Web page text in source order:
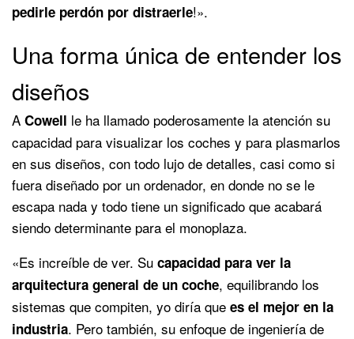
pedirle perdón por distraerle!».
Una forma única de entender los
diseños
A Cowell le ha llamado poderosamente la atención su
capacidad para visualizar los coches y para plasmarlos
en sus diseños, con todo lujo de detalles, casi como si
fuera diseñado por un ordenador, en donde no se le
escapa nada y todo tiene un significado que acabará
siendo determinante para el monoplaza.
«Es increíble de ver. Su capacidad para ver la
arquitectura general de un coche, equilibrando los
sistemas que compiten, yo diría que es el mejor en la
industria. Pero también, su enfoque de ingeniería de